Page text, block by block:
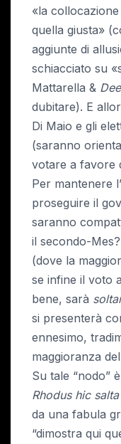
«la collocazione
quella giusta»
aggiunte di
schiacciato su
Mattarella &
dubitare). E
Di Maio e gli
(saranno
votare a favore
Per mantenere
proseguire il
saranno
il secondo-
(dove la
se infine il voto
bene, sarà
si presenterà
ennesimo,
maggioranza
Su tale “nodo”
Rhodus hic salta
da una fabula
“dimostra qui